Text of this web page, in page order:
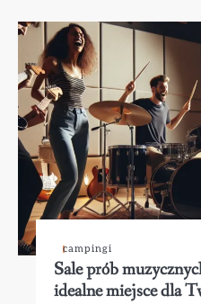
campingi
Sale prób
idealne miejsce dla